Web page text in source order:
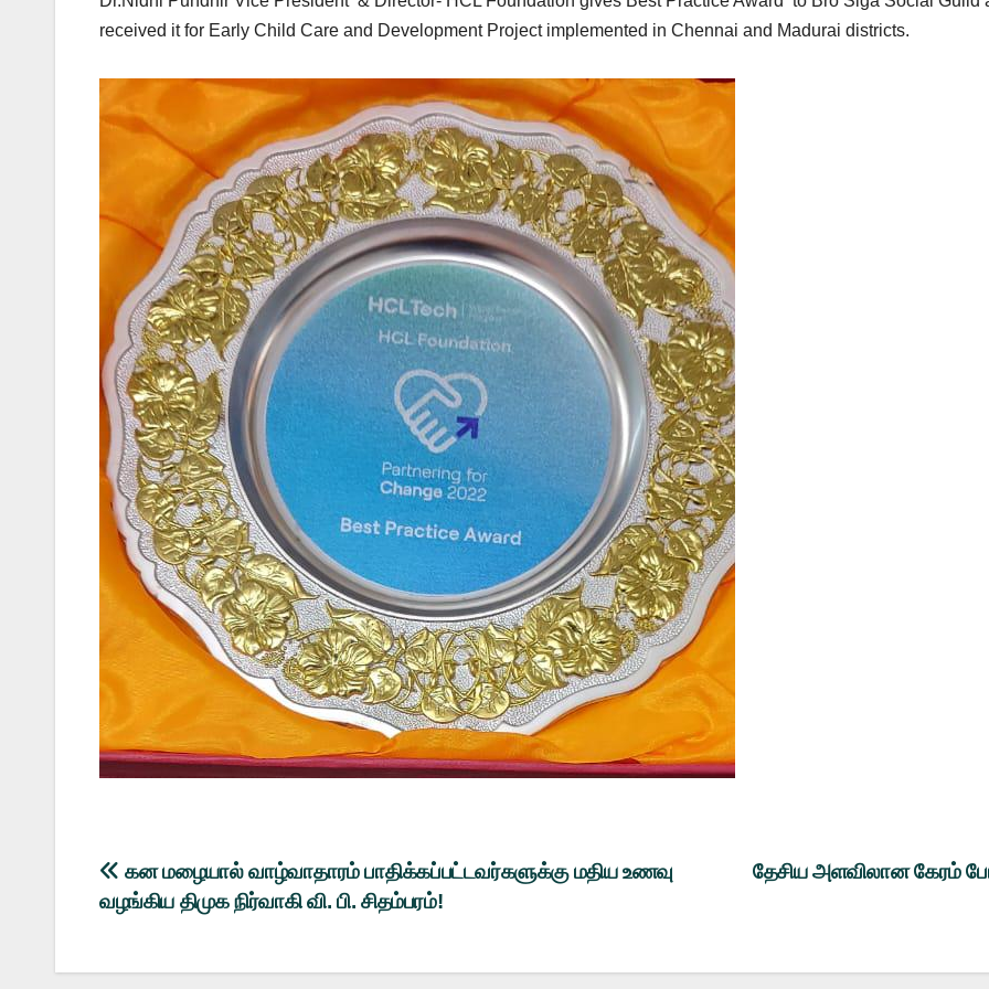
received it for Early Child Care and Development Project implemented in Chennai and Madurai districts.
Post
navigation
தேசிய அளவிலான கேரம்
கன மழையால் வாழ்வாதாரம் பாதிக்கப்பட்டவர்களுக்கு மதிய உணவு
வழங்கிய திமுக நிர்வாகி வி. பி. சிதம்பரம்!